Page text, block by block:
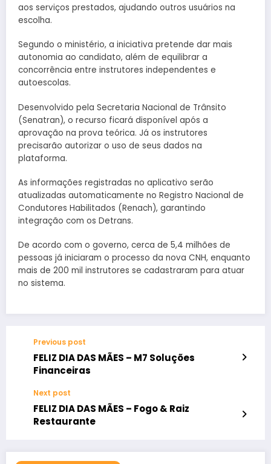
aos serviços prestados, ajudando outros usuários na
escolha.
Segundo o ministério, a iniciativa pretende dar mais
autonomia ao candidato, além de equilibrar a
concorrência entre instrutores independentes e
autoescolas.
Desenvolvido pela Secretaria Nacional de Trânsito
(Senatran), o recurso ficará disponível após a
aprovação na prova teórica. Já os instrutores
precisarão autorizar o uso de seus dados na
plataforma.
As informações registradas no aplicativo serão
atualizadas automaticamente no Registro Nacional de
Condutores Habilitados (Renach), garantindo
integração com os Detrans.
De acordo com o governo, cerca de 5,4 milhões de
pessoas já iniciaram o processo da nova CNH, enquanto
mais de 200 mil instrutores se cadastraram para atuar
no sistema.
Previous post
FELIZ DIA DAS MÃES – M7 Soluções
Financeiras
Next post
FELIZ DIA DAS MÃES – Fogo & Raiz
Restaurante